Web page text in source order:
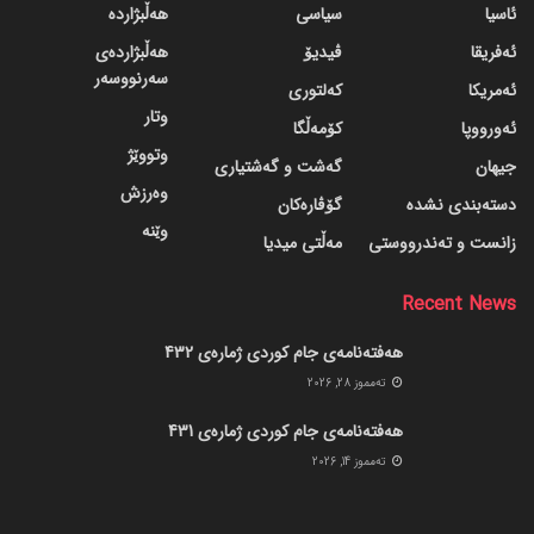
ئاسیا
ئەفریقا
ئەمریکا
ئەورووپا
جیهان
دسته‌بندی نشده
زانست و تەندرووستی
سیاسی
ڤیدیۆ
کەلتوری
کۆمەڵگا
گه‌شت و گه‌شتیاری
گۆڤاره‌کان
مەڵتی میدیا
هەڵبژاردە
هەڵبژاردەی
سەرنووسەر
وتار
وتووێژ
وەرزش
وێنە
Recent News
هەفتەنامەی جام کوردی ژمارەی 432
ته‌مموز 28, 2026
هەفتەنامەی جام کوردی ژمارەی 431
ته‌مموز 14, 2026